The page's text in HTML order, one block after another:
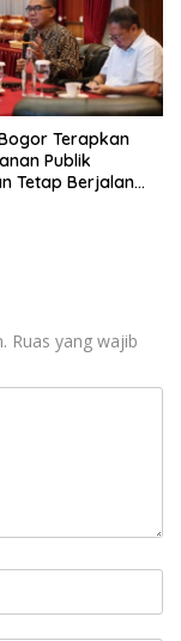
Terapkan
Publik
Tetap Berjalan
Ruas yang wajib